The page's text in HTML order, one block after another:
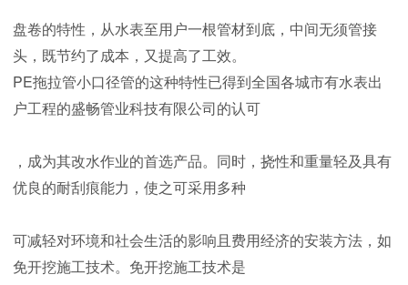
盘卷的特性，从水表至用户一根管材到底，中间无须管接
头，既节约了成本，又提高了工效。
PE拖拉管小口径管的这种特性已得到全国各城市有水表出
户工程的盛畅管业科技有限公司的认可
，成为其改水作业的首选产品。同时，挠性和重量轻及具有
优良的耐刮痕能力，使之可采用多种
可减轻对环境和社会生活的影响且费用经济的安装方法，如
免开挖施工技术。免开挖施工技术是